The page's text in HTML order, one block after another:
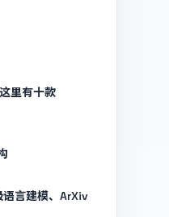
里有十款
言建模、ArXiv